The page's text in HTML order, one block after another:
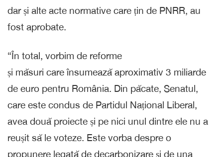
dar și alte acte normative care țin de PNRR, au
fost aprobate.
“În total, vorbim de reforme
și măsuri care însumează aproximativ 3 miliarde
de euro pentru România. Din păcate, Senatul,
care este condus de Partidul Național Liberal,
avea două proiecte și pe nici unul dintre ele nu a
reușit să le voteze. Este vorba despre o
propunere legată de decarbonizare și de una